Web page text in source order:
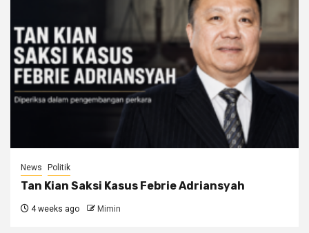
News Politik
Tan Kian Saksi Kasus Febrie Adriansyah
4 weeks ago Mimin